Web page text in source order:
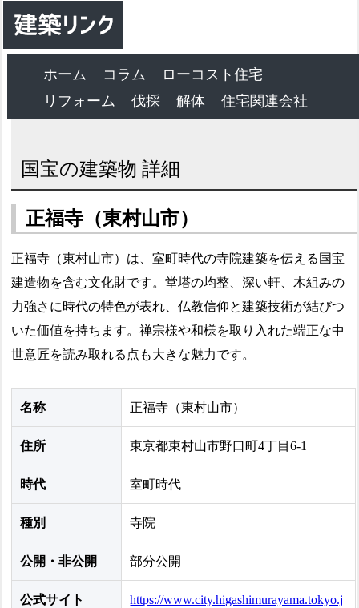
ホーム コラム
ローコスト住宅
リフォーム
伐採 解体 住宅関連会社
国宝の建築物 詳細
正福寺（東村山市）
正福寺（東村山市）は、室町時代の寺院建築を伝える国宝
建造物を含む文化財です。堂塔の均整、深い軒、木組みの
力強さに時代の特色が表れ、仏教信仰と建築技術が結びつ
いた価値を持ちます。禅宗様や和様を取り入れた端正な中
世意匠を読み取れる点も大きな魅力です。
名称 正福寺（東村山市）
住所 東京都東村山市野口町4丁目6-1
時代 室町時代
種別 寺院
公開・非公開 部分公開
公式サイト
https://www.city.higashimurayama.tokyo.j